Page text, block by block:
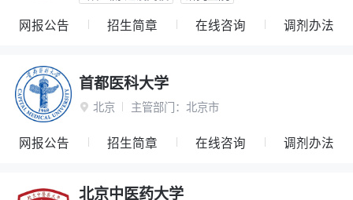
网报公告 招生简章 在线咨询 调剂办法
首都医科大学
 北京 主管部门： 北京市
网报公告 招生简章 在线咨询 调剂办法
北京中医药大学